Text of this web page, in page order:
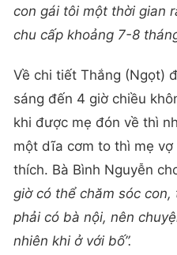
con gái tôi một thời gian
chu cấp khoảng 7-8
Về chi tiết Thắng (Ngọt)
sáng đến 4 giờ chiều
khi được mẹ đón về thì
một dĩa cơm to thì mẹ
thích. Bà Bình Nguyễn
giờ có thể chăm sóc
phải có bà nội, nên
nhiên khi ở với bố”.